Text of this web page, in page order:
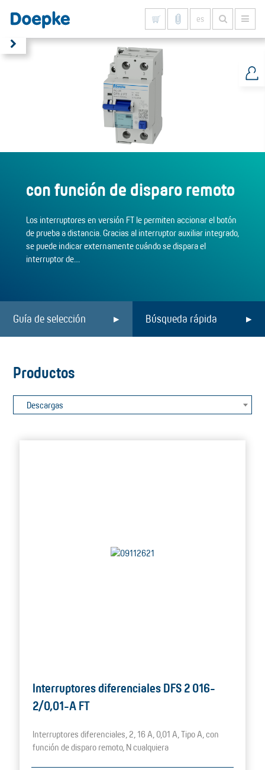
es
con función de disparo remoto
Los interruptores en versión FT le permiten accionar el botón
de prueba a distancia. Gracias al interruptor auxiliar integrado,
se puede indicar externamente cuándo se dispara el
interruptor de…
Guía de selección Búsqueda rápida
Productos
Descargas
Interruptores diferenciales DFS 2 016-
2/0,01-A FT
Interruptores diferenciales, 2, 16 A, 0,01 A, Tipo A, con
función de disparo remoto, N cualquiera